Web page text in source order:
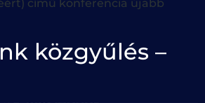
című konferencia újabb
közgyűlés –